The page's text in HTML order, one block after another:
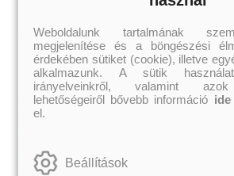
Weboldalunk tartalmának
megjelenítése és a böngészési
érdekében sütiket (cookie), illetve
alkalmazunk. A sütik
irányelveinkről, valamint azok
lehetőségeiről bővebb információ
el.
Beállítások